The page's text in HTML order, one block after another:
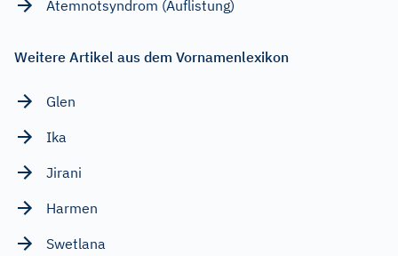
Atemnotsyndrom (Auflistung)
Weitere Artikel aus dem Vornamenlexikon
Glen
Ika
Jirani
Harmen
Swetlana